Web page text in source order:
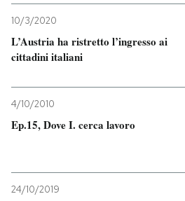
10/3/2020
L’Austria ha ristretto l’ingresso ai
cittadini italiani
4/10/2010
Ep.15, Dove I. cerca lavoro
24/10/2019